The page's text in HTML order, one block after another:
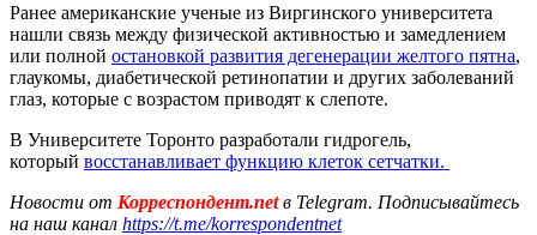
Ранее американские ученые из Виргинского университета
нашли связь между физической активностью и замедлением
или полной остановкой развития дегенерации желтого пятна,
глаукомы, диабетической ретинопатии и других заболеваний
глаз, которые с возрастом приводят к слепоте.
В Университете Торонто разработали гидрогель,
который восстанавливает функцию клеток сетчатки.
Новости от Корреспондент.netв Telegram. Подписывайтесь
на наш канал https://t.me/korrespondentnet